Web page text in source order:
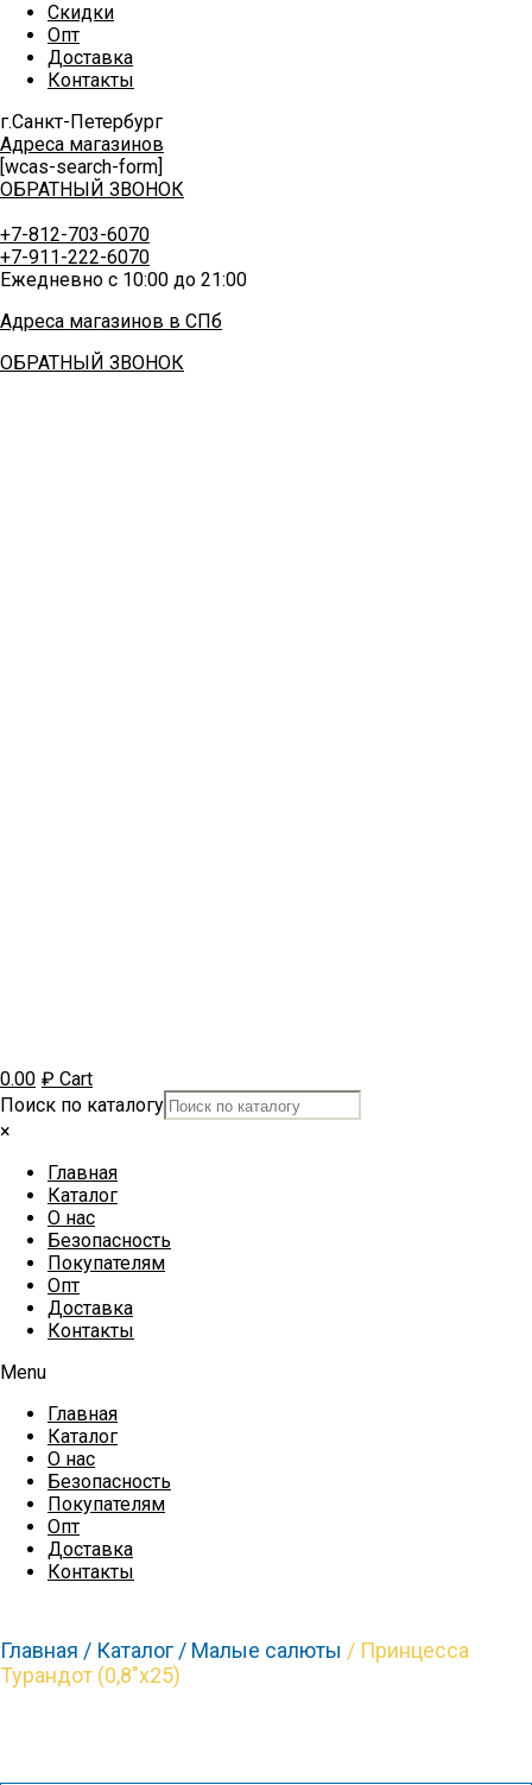
Скидки
Опт
Доставка
Контакты
г.Санкт-Петербург
Адреса магазинов
[wcas-search-form]
ОБРАТНЫЙ ЗВОНОК
+7-812-703-6070
+7-911-222-6070
Ежедневно с 10:00 до 21:00
Адреса магазинов в СПб
ОБРАТНЫЙ ЗВОНОК
0.00 ₽ Cart
Поиск по каталогу
×
Главная
Каталог
О нас
Безопасность
Покупателям
Опт
Доставка
Контакты
Menu
Главная
Каталог
О нас
Безопасность
Покупателям
Опт
Доставка
Контакты
Главная / Каталог / Малые салюты / Принцесса
Турандот (0,8″х25)